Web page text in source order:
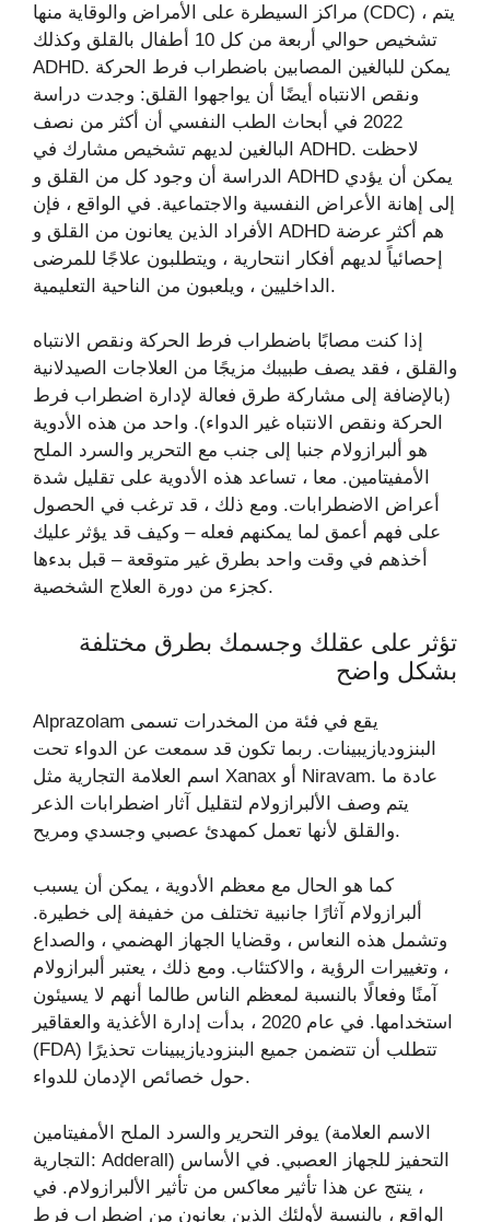
مراكز السيطرة على الأمراض والوقاية منها (CDC) ، يتم
تشخيص حوالي أربعة من كل 10 أطفال بالقلق وكذلك
ADHD. يمكن للبالغين المصابين باضطراب فرط الحركة
ونقص الانتباه أيضًا أن يواجهوا القلق: وجدت دراسة
2022 في أبحاث الطب النفسي أن أكثر من نصف
البالغين لديهم تشخيص مشارك في ADHD. لاحظت
الدراسة أن وجود كل من القلق و ADHD يمكن أن يؤدي
إلى إهانة الأعراض النفسية والاجتماعية. في الواقع ، فإن
الأفراد الذين يعانون من القلق و ADHD هم أكثر عرضة
إحصائياً لديهم أفكار انتحارية ، ويتطلبون علاجًا للمرضى
الداخليين ، ويلعبون من الناحية التعليمية.
إذا كنت مصابًا باضطراب فرط الحركة ونقص الانتباه
والقلق ، فقد يصف طبيبك مزيجًا من العلاجات الصيدلانية
(بالإضافة إلى مشاركة طرق فعالة لإدارة اضطراب فرط
الحركة ونقص الانتباه غير الدواء). واحد من هذه الأدوية
هو ألبرازولام جنبا إلى جنب مع التحرير والسرد الملح
الأمفيتامين. معا ، تساعد هذه الأدوية على تقليل شدة
أعراض الاضطرابات. ومع ذلك ، قد ترغب في الحصول
على فهم أعمق لما يمكنهم فعله – وكيف قد يؤثر عليك
أخذهم في وقت واحد بطرق غير متوقعة – قبل بدءها
كجزء من دورة العلاج الشخصية.
تؤثر على عقلك وجسمك بطرق مختلفة
بشكل واضح
Alprazolam يقع في فئة من المخدرات تسمى
البنزوديازيبينات. ربما تكون قد سمعت عن الدواء تحت
اسم العلامة التجارية مثل Xanax أو Niravam. عادة ما
يتم وصف الألبرازولام لتقليل آثار اضطرابات الذعر
والقلق لأنها تعمل كمهدئ عصبي وجسدي ومريح.
كما هو الحال مع معظم الأدوية ، يمكن أن يسبب
ألبرازولام آثارًا جانبية تختلف من خفيفة إلى خطيرة.
وتشمل هذه النعاس ، وقضايا الجهاز الهضمي ، والصداع
، وتغييرات الرؤية ، والاكتئاب. ومع ذلك ، يعتبر ألبرازولام
آمنًا وفعالًا بالنسبة لمعظم الناس طالما أنهم لا يسيئون
استخدامها. في عام 2020 ، بدأت إدارة الأغذية والعقاقير
(FDA) تتطلب أن تتضمن جميع البنزوديازيبينات تحذيرًا
حول خصائص الإدمان للدواء.
يوفر التحرير والسرد الملح الأمفيتامين (الاسم العلامة
التجارية: Adderall) التحفيز للجهاز العصبي. في الأساس
، ينتج عن هذا تأثير معاكس من تأثير الألبرازولام. في
الواقع ، بالنسبة لأولئك الذين يعانون من اضطراب فرط